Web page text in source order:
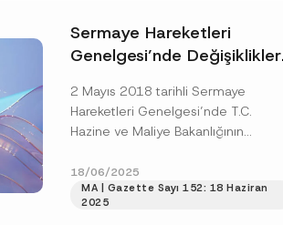
Sermaye Hareketleri
Genelgesi’nde Değişiklikler
2 Mayıs 2018 tarihli Sermaye
Hareketleri Genelgesi’nde T.C.
Hazine ve Maliye Bakanlığının
değişikliklerle birlikte, Türkiye’de
yerleşik kişilerin yurt...[Devamını
Oku]
18/06/2025
MA | Gazette Sayı 152: 18 Haziran
2025